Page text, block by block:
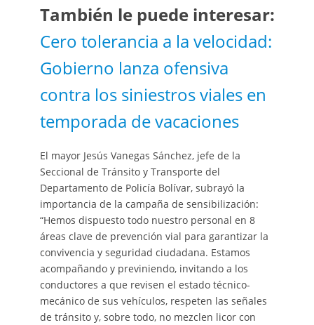
También le puede interesar:
Cero tolerancia a la velocidad:
Gobierno lanza ofensiva
contra los siniestros viales en
temporada de vacaciones
El mayor Jesús Vanegas Sánchez, jefe de la
Seccional de Tránsito y Transporte del
Departamento de Policía Bolívar, subrayó la
importancia de la campaña de sensibilización:
“Hemos dispuesto todo nuestro personal en 8
áreas clave de prevención vial para garantizar la
convivencia y seguridad ciudadana. Estamos
acompañando y previniendo, invitando a los
conductores a que revisen el estado técnico-
mecánico de sus vehículos, respeten las señales
de tránsito y, sobre todo, no mezclen licor con